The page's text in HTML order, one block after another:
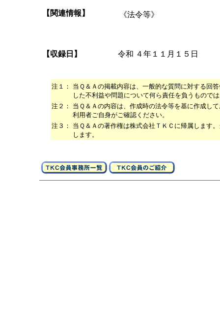
【関連情報】 《法令等》
【収録日】 令和 ４年１１月１５日
注１：
当Ｑ＆Ａの掲載内容は、一般的な質問に対する回
した不利益や問題について何ら責任を負うもので
注２：
当Ｑ＆Ａの内容は、作成時の法令等を基に作成し
利用者ご自身がご確認ください。
注３：
当Ｑ＆Ａの著作権は株式会社ＴＫＣに帰属します
します。